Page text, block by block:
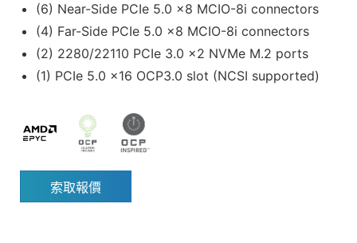
(6) Near-Side PCIe 5.0 x8 MCIO-8i connectors
(4) Far-Side PCIe 5.0 x8 MCIO-8i connectors
(2) 2280/22110 PCIe 3.0 x2 NVMe M.2 ports
(1) PCIe 5.0 x16 OCP3.0 slot (NCSI supported)
索取報價